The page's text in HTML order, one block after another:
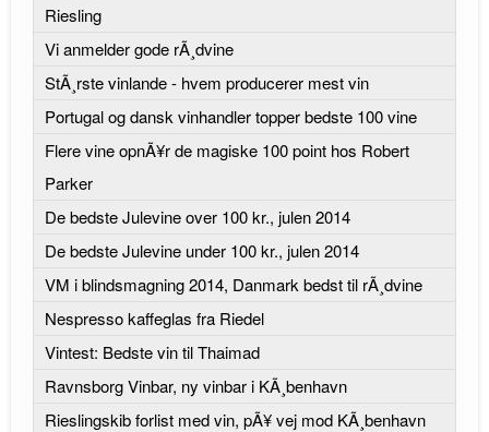
Riesling
Vi anmelder gode rÃ¸dvine
StÃ¸rste vinlande - hvem producerer mest vin
Portugal og dansk vinhandler topper bedste 100 vine
Flere vine opnÃ¥r de magiske 100 point hos Robert
Parker
De bedste Julevine over 100 kr., julen 2014
De bedste Julevine under 100 kr., julen 2014
VM i blindsmagning 2014, Danmark bedst til rÃ¸dvine
Nespresso kaffeglas fra Riedel
Vintest: Bedste vin til Thaimad
Ravnsborg Vinbar, ny vinbar i KÃ¸benhavn
Rieslingskib forlist med vin, pÃ¥ vej mod KÃ¸benhavn